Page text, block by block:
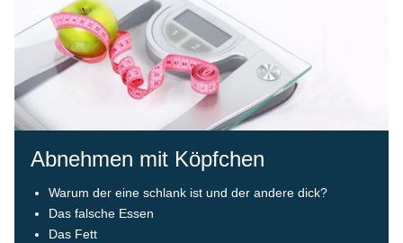
Abnehmen mit Köpfchen
Warum der eine schlank ist und der andere dick?
Das falsche Essen
Das Fett